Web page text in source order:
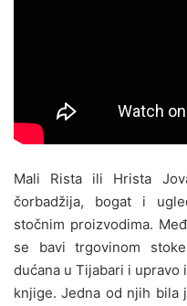
Mali Rista ili Hrista
čorbadžija, bogat i
stočnim proizvodima.
se bavi trgovinom
dućana u Tijabari i
knjige. Jedna od njih bila